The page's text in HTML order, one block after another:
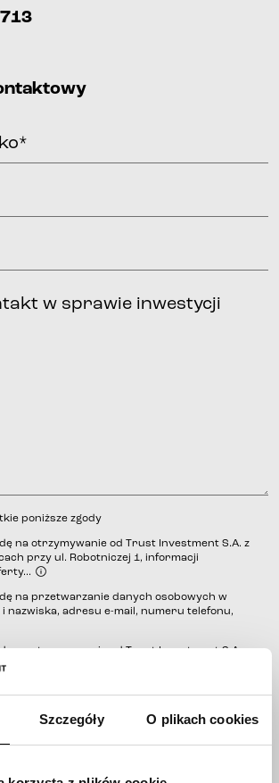
Szczegóły O plikach cookies
poniższe zgody
na otrzymywanie od Trust Investment S.A. z
przy ul. Robotniczej 1, informacji
na przetwarzanie danych osobowych w
nazwiska, adresu e-mail, numeru telefonu,
na otrzymywanie od Trust Investment S.A. z
przy ulicy Robotniczej 1, informacji
linkiem
Wyślij